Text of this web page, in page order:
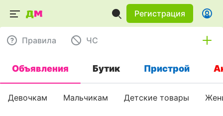
Регистрация
Правила ЧC
Объявления Бутик Пристрой
Девочкам Мальчикам Детские товары